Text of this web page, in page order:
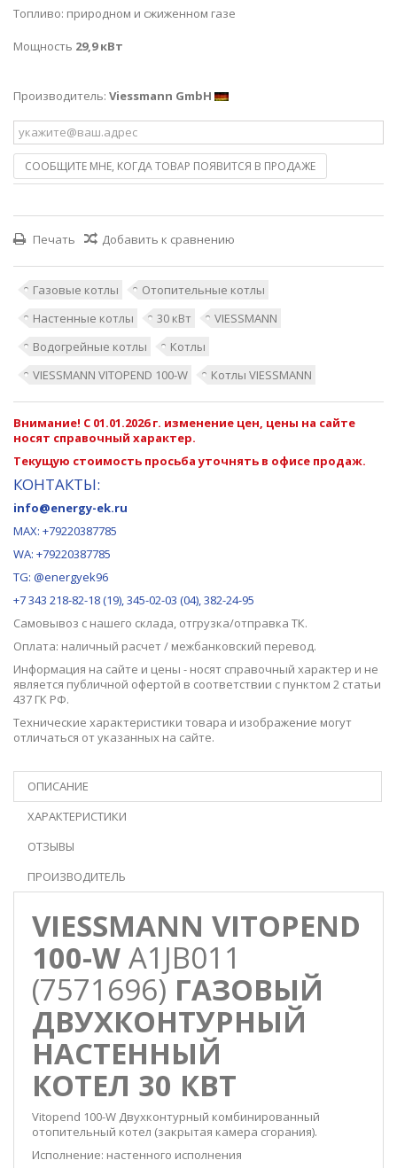
Топливо: природном и сжиженном газе
Мощность 29,9 кВт
Производитель: Viessmann GmbH
СООБЩИТЕ МНЕ, КОГДА ТОВАР ПОЯВИТСЯ В ПРОДАЖЕ
Печать Добавить к сравнению
Газовые котлы
Отопительные котлы
Настенные котлы
30 кВт
VIESSMANN
Водогрейные котлы
Котлы
VIESSMANN VITOPEND 100-W
Котлы VIESSMANN
Внимание! С 01.01.2026 г. изменение цен, цены на сайте
носят справочный характер.
Текущую стоимость просьба уточнять в офисе продаж.
КОНТАКТЫ:
info@energy-ek.ru
MAX: +79220387785
WA: +79220387785
TG: @energyek96
+7 343 218-82-18 (19), 345-02-03 (04), 382-24-95
Самовывоз с нашего склада, отгрузка/отправка ТК.
Оплата: наличный расчет / межбанковский перевод.
Информация на сайте и цены - носят справочный характер и не
является публичной офертой в соответствии с пунктом 2 статьи
437 ГК РФ.
Технические характеристики товара и изображение могут
отличаться от указанных на сайте.
ОПИСАНИЕ
ХАРАКТЕРИСТИКИ
ОТЗЫВЫ
ПРОИЗВОДИТЕЛЬ
VIESSMANN VITOPEND
100-W A1JB011
(7571696) ГАЗОВЫЙ
ДВУХКОНТУРНЫЙ
НАСТЕННЫЙ
КОТЕЛ 30 КВТ
Vitopend 100-W Двухконтурный комбинированный
отопительный котел (закрытая камера сгорания).
Исполнение: настенного исполнения